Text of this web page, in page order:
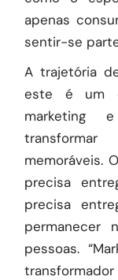
apenas
sentir-se
A trajetória
este é um
marketing
memoráveis.
precisa
precisa
permanecer
pessoas.